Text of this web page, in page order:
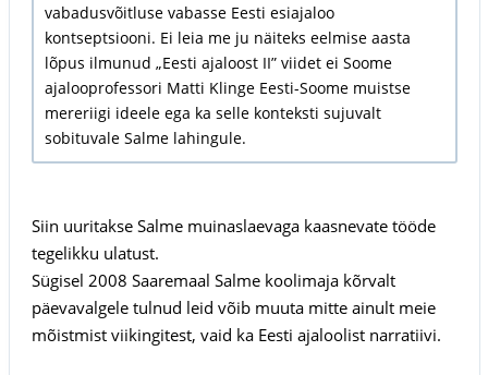
vabadusvõitluse vabasse Eesti esiajaloo
kontseptsiooni. Ei leia me ju näiteks eelmise aasta
lõpus ilmunud „Eesti ajaloost II” viidet ei Soome
ajalooprofessori Matti Klinge Eesti-Soome muistse
mereriigi ideele ega ka selle konteksti sujuvalt
sobituvale Salme lahingule.
Siin uuritakse Salme muinaslaevaga kaasnevate tööde
tegelikku ulatust.
Sügisel 2008 Saaremaal Salme koolimaja kõrvalt
päevavalgele tulnud leid võib muuta mitte ainult meie
mõistmist viikingitest, vaid ka Eesti ajaloolist narratiivi.